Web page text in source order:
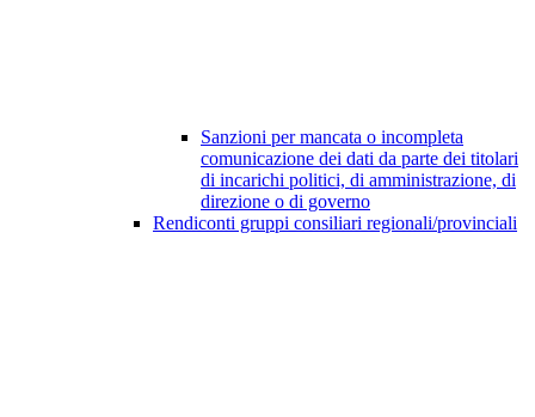
Sanzioni per mancata o incompleta
comunicazione dei dati da parte dei titolari
di incarichi politici, di amministrazione, di
direzione o di governo
Rendiconti gruppi consiliari regionali/provinciali